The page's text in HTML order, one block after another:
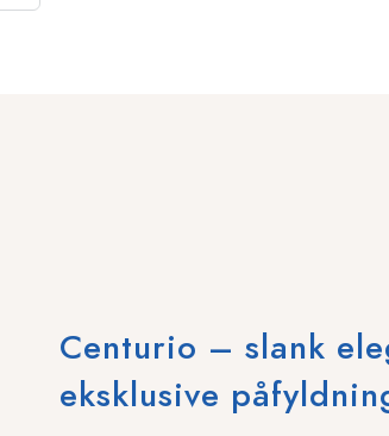
Centurio – slank
eksklusive